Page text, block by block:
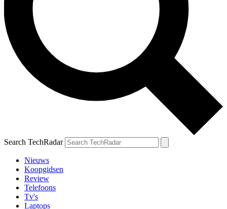
Search TechRadar
Nieuws
Koopgidsen
Review
Telefoons
Tv's
Laptops